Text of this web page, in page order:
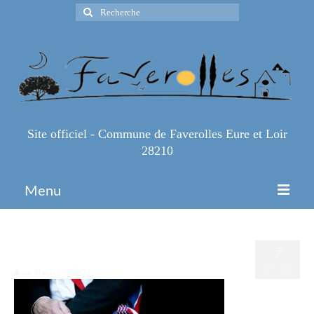
Rechercher
:
Site officiel - Commune de Faverolles Eure et Loir
28210
Menu
Infos Pratiques